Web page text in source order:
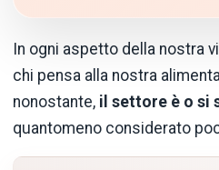
In ogni aspetto della nostra
chi pensa alla nostra
nonostante, il settore è o si
quantomeno considerato